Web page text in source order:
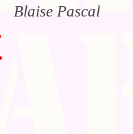
Blaise Pascal